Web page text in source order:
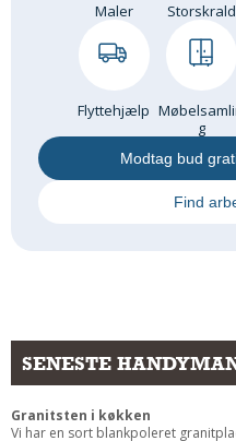
Maler Storskrald
Flyttehjælp
g
Modtag bud
Find
SENESTE
Granitsten i køkken
Vi har en sort blankpoleret